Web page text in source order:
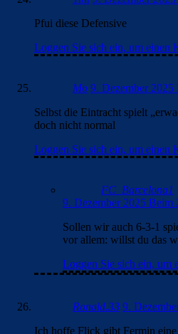
Pfui diese Defensive
Loggen Sie sich ein, um einen
Mo 9. Dezember 2025
Selbst die Eintracht spielt
doch nicht normal
Loggen Sie sich ein, um einen
FC_Barcelona1
9. Dezember 2025 Beim
Sollen wir auch 6-3-1
vor allem: willst du das
Loggen Sie sich ein, um
Ronald.33 9.
Ich hoffe Flick gibt Fermin